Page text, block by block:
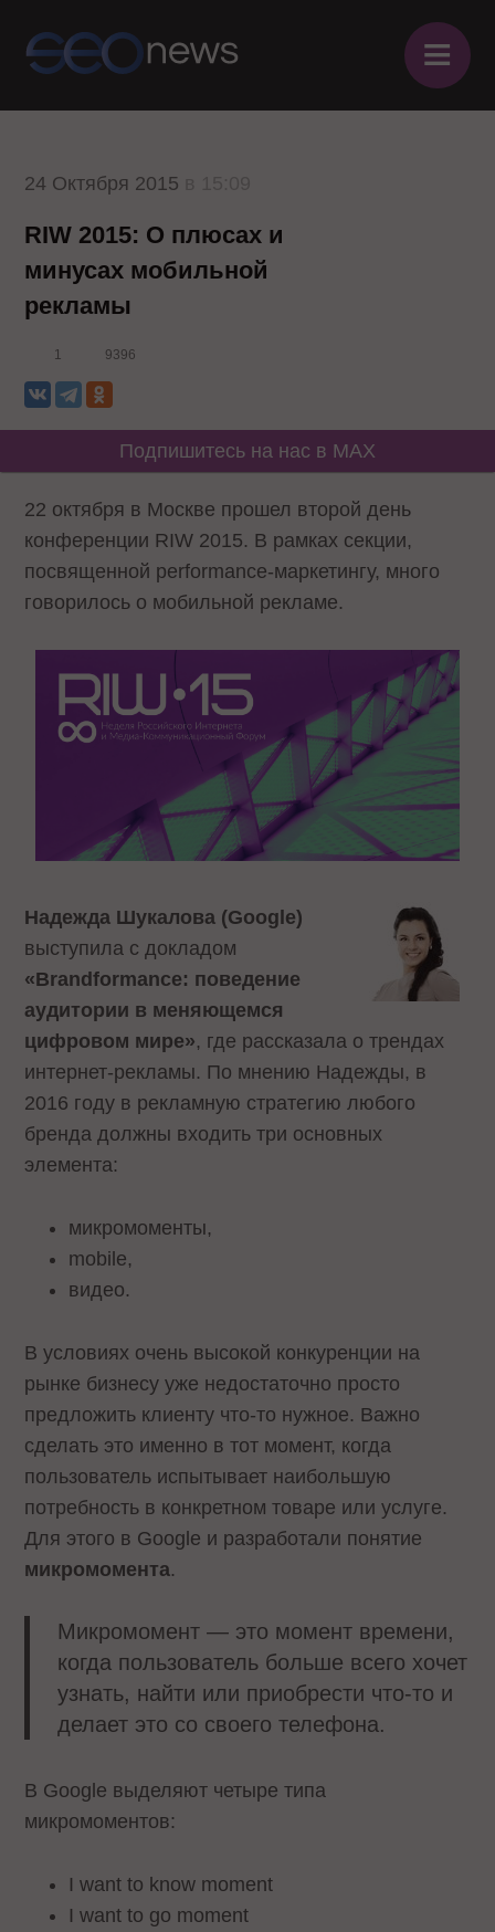
≡
24 Октября 2015
RIW 2015: О плюсах и
минусах мобильной
рекламы
1 9396
Подпишитесь на нас в MAX
22 октября в Москве прошел второй день
конференции RIW 2015. В рамках секции,
посвященной performance-маркетингу, много
говорилось о мобильной рекламе.
Надежда Шукалова (Google)
выступила с докладом
«Brandformance: поведение
аудитории в меняющемся
цифровом мире», где рассказала о трендах
интернет-рекламы. По мнению Надежды, в
2016 году в рекламную стратегию любого
бренда должны входить три основных
элемента:
микромоменты,
mobile,
видео.
В условиях очень высокой конкуренции на
рынке бизнесу уже недостаточно просто
предложить клиенту что-то нужное. Важно
сделать это именно в тот момент, когда
пользователь испытывает наибольшую
потребность в конкретном товаре или услуге.
Для этого в Google и разработали понятие
микромомента.
Микромомент — это момент времени,
когда пользователь больше всего хочет
узнать, найти или приобрести что-то и
делает это со своего телефона.
В Google выделяют четыре типа
микромоментов:
I want to know moment
I want to go moment